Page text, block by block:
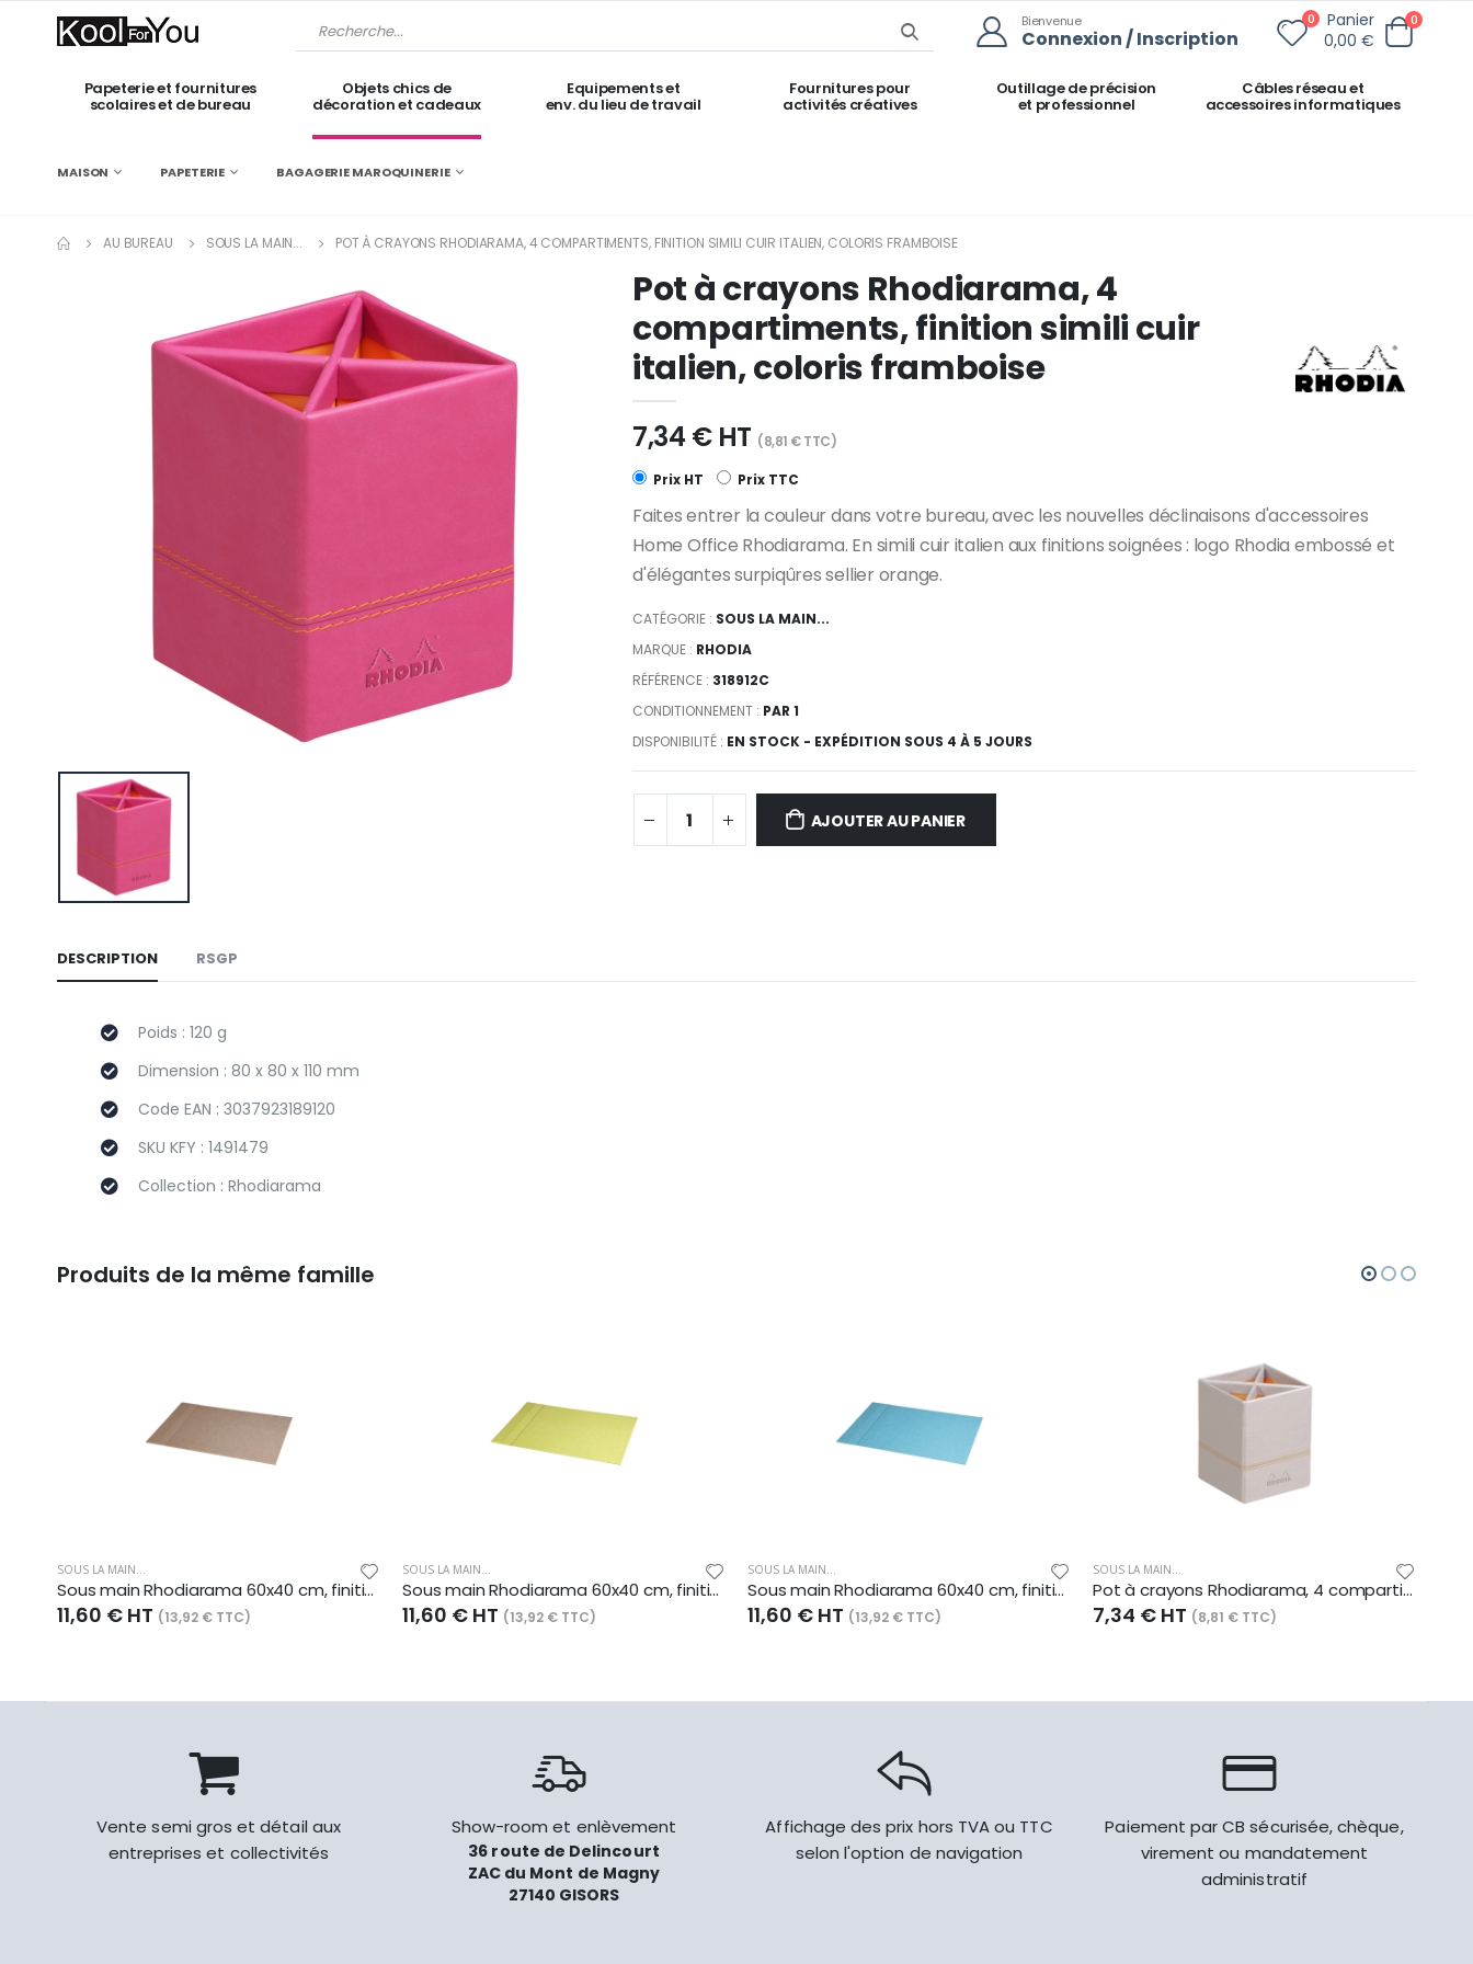
Bienvenue
Connexion / Inscription
0
Panier
0,00 €
0
Papeterie et fournitures
scolaires et de bureau
Objets chics de
décoration et cadeaux
Equipements et
env. du lieu de travail
Fournitures pour
activités créatives
Outillage de précision
et professionnel
Câbles réseau et
accessoires informatiques
MAISON PAPETERIE BAGAGERIE MAROQUINERIE
AU BUREAU SOUS LA MAIN... POT À CRAYONS RHODIARAMA, 4 COMPARTIMENTS, FINITION SIMILI CUIR ITALIEN, COLORIS FRAMBOISE
Pot à crayons Rhodiarama, 4
compartiments, finition simili cuir
italien, coloris framboise
7,34 € HT (8,81 € TTC)
Prix HT Prix TTC
Faites entrer la couleur dans votre bureau, avec les nouvelles déclinaisons d'accessoires
Home Office Rhodiarama. En simili cuir italien aux finitions soignées : logo Rhodia embossé et
d'élégantes surpiqûres sellier orange.
CATÉGORIE : SOUS LA MAIN...
MARQUE : RHODIA
RÉFÉRENCE : 318912C
CONDITIONNEMENT : PAR 1
DISPONIBILITÉ : EN STOCK - EXPÉDITION SOUS 4 À 5 JOURS
AJOUTER AU PANIER
DESCRIPTION RSGP
Poids : 120 g
Dimension : 80 x 80 x 110 mm
Code EAN : 3037923189120
SKU KFY : 1491479
Collection : Rhodiarama
Produits de la même famille
SOUS LA MAIN...
Sous main Rhodiarama 60x40 cm, finition simili cuir italien, coloris taupe
11,60 € HT (13,92 € TTC)
SOUS LA MAIN...
Sous main Rhodiarama 60x40 cm, finition simili cuir italien, coloris anis
11,60 € HT (13,92 € TTC)
SOUS LA MAIN...
Sous main Rhodiarama 60x40 cm, finition simili cuir italien, coloris turquoise
11,60 € HT (13,92 € TTC)
SOUS LA MAIN...
Pot à crayons Rhodiarama, 4 compartiments, finition simili cuir italien, coloris argent
7,34 € HT (8,81 € TTC)
Vente semi gros et détail aux
entreprises et collectivités
Show-room et enlèvement
36 route de Delincourt
ZAC du Mont de Magny
27140 GISORS
Affichage des prix hors TVA ou TTC
selon l'option de navigation
Paiement par CB sécurisée, chèque,
virement ou mandatement
administratif